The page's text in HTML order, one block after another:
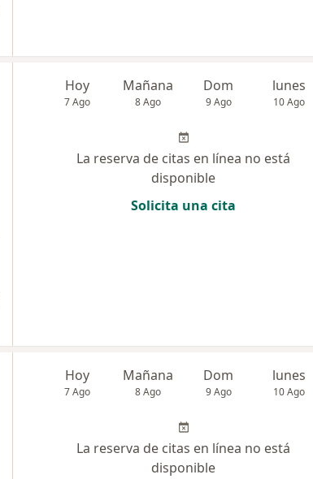
Hoy
7 Ago
Mañana
8 Ago
Dom
9 Ago
lunes
10 Ago
La reserva de citas en línea no está
disponible
Solicita una cita
Hoy
7 Ago
Mañana
8 Ago
Dom
9 Ago
lunes
10 Ago
La reserva de citas en línea no está
disponible